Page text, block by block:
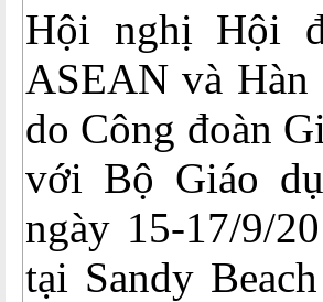
Hội nghị Hội
ASEAN và
do Công đoàn
với Bộ Giáo
ngày 15-17/9/
tại Sandy